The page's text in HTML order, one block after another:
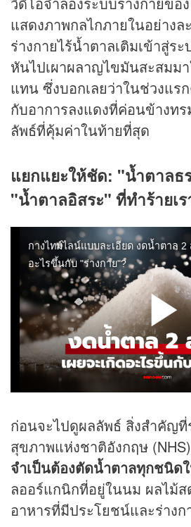
แสดงภาพกลไกภายในอย่างล
ร่างกายไร้น้ำตาลเติมเข้าสู่ร
หันไปเผาผลาญไขมันสะสมม
แทน ซึ่งบอกเลยว่าในช่วงแ
กับอาการลงแดงที่ค่อนข้างท
ลัพธ์ที่คุ้มค่าในท้ายที่สุด
แยกแยะให้ชัด: "น้ำตาลธ
"น้ำตาลอิสระ" ที่ทำร้ายเร
ก่อนจะไปดูผลลัพธ์ สิ่งสำคัญที่
สุขภาพแห่งชาติอังกฤษ
จำเป็นต้องตัดน้ำตาลทุกชนิด
ลออร์แกนิกที่อยู่ในนม ผลไม้ส
อาหารที่มีประโยชน์และร่างก